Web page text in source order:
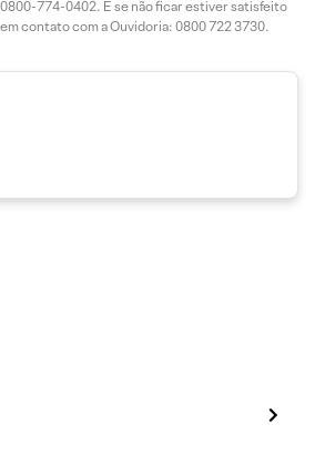
774-0402. E se não ficar estiver satisfeito
contato com a Ouvidoria: 0800 722 3730.